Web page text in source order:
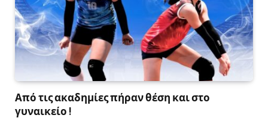
Από τις ακαδημίες πήραν θέση και στο
γυναικείο !